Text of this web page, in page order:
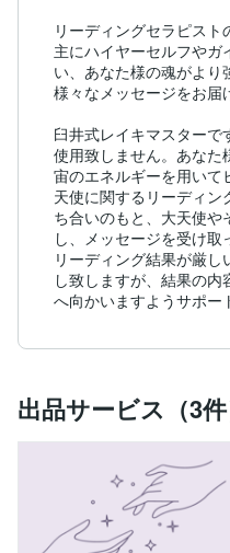
リーディングセラピスト
主にハイヤーセルフや
い、あなた様の魂がより
様々なメッセージをお届
臼井式レイキマスターで
使用致しません。あなた
宙のエネルギーを用いて
天使に関するリーディン
ち合いのもと、大天使や
し、メッセージを受け取
リーディング結果が厳
し致しますが、結果の
へ向かいますようサポー
出品サービス（3件